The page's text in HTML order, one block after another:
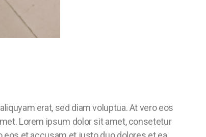
erat, sed diam voluptua. At vero eos
Lorem ipsum dolor sit amet, consetetur